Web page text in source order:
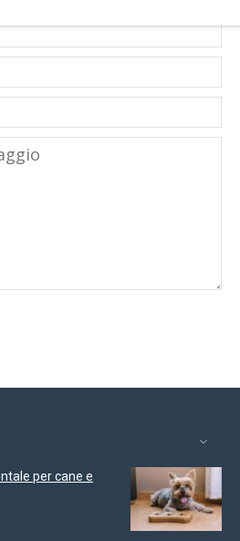
per cane e